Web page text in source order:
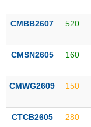
Hồ
sơ
nghiệp
tức
kiện
CMBB2607 520
CMSN2605 160
CMWG2609 150
CTCB2605 280
NGUYÊN
LIỆU
NGHIỆP